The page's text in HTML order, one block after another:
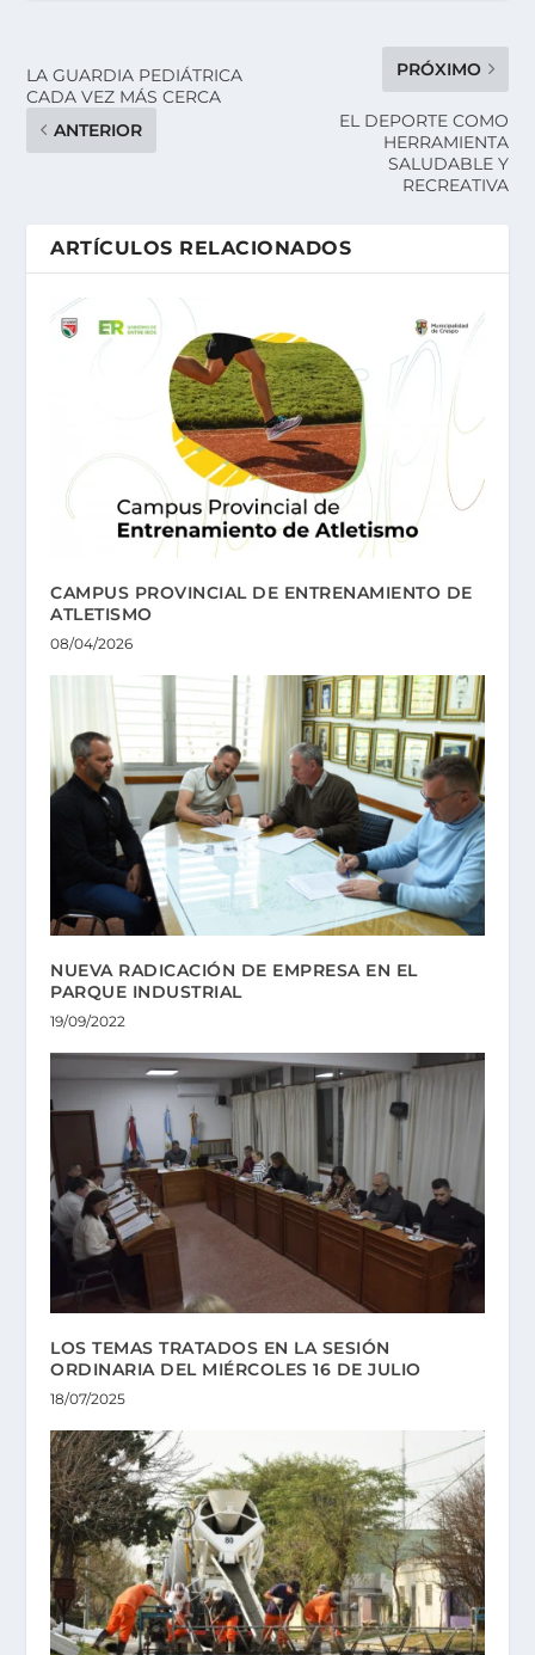
LA GUARDIA PEDIÁTRICA
CADA VEZ MÁS CERCA
ANTERIOR
PRÓXIMO
EL DEPORTE COMO
HERRAMIENTA
SALUDABLE Y
RECREATIVA
ARTÍCULOS RELACIONADOS
CAMPUS PROVINCIAL DE ENTRENAMIENTO DE
ATLETISMO
08/04/2026
NUEVA RADICACIÓN DE EMPRESA EN EL
PARQUE INDUSTRIAL
19/09/2022
LOS TEMAS TRATADOS EN LA SESIÓN
ORDINARIA DEL MIÉRCOLES 16 DE JULIO
18/07/2025